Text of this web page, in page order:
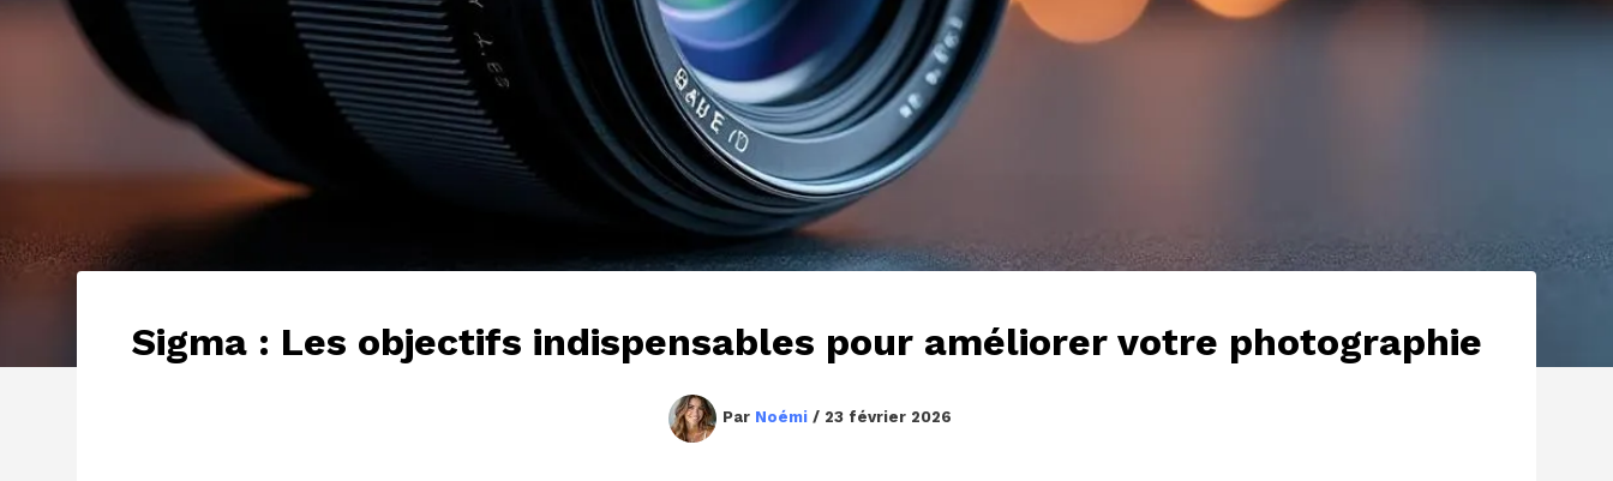
Sigma : Les objectifs indispensables pour améliorer votre photographie
Par Noémi / 23 février 2026